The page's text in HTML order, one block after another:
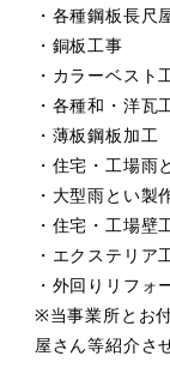
・各種鋼板長尺
・銅板工事
・カラーベスト
・各種和・洋瓦
・薄板鋼板加工
・住宅・工場雨
・大型雨とい製
・住宅・工場壁
・エクステリア
・外回りリフォ
※当事業所とお
屋さん等紹介さ